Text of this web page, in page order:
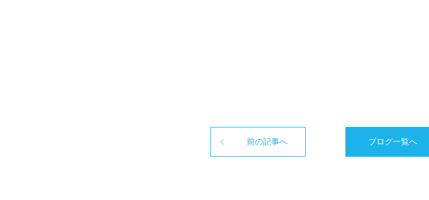
前の記事へ ブログ一覧へ